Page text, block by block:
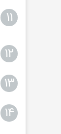
۱۱
۱۲
۱۳
۱۴